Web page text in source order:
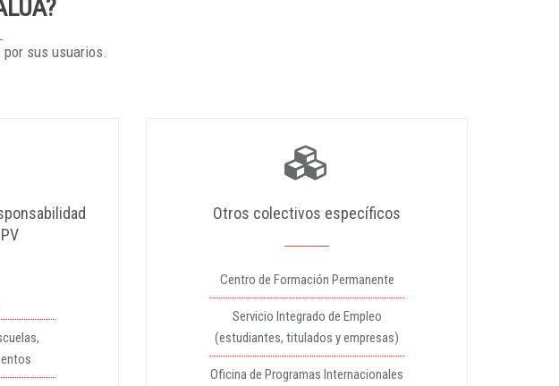
sus usuarios.
Otros colectivos específicos
Centro de Formación Permanente
Servicio Integrado de Empleo
(estudiantes, titulados y empresas)
Oficina de Programas Internacionales